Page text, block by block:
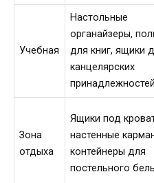
Учебная
Настольные
органайзеры,
для книг, ящики
канцелярских
принадлежностей
Зона
отдыха
Ящики под
настенные
контейнеры для
постельного